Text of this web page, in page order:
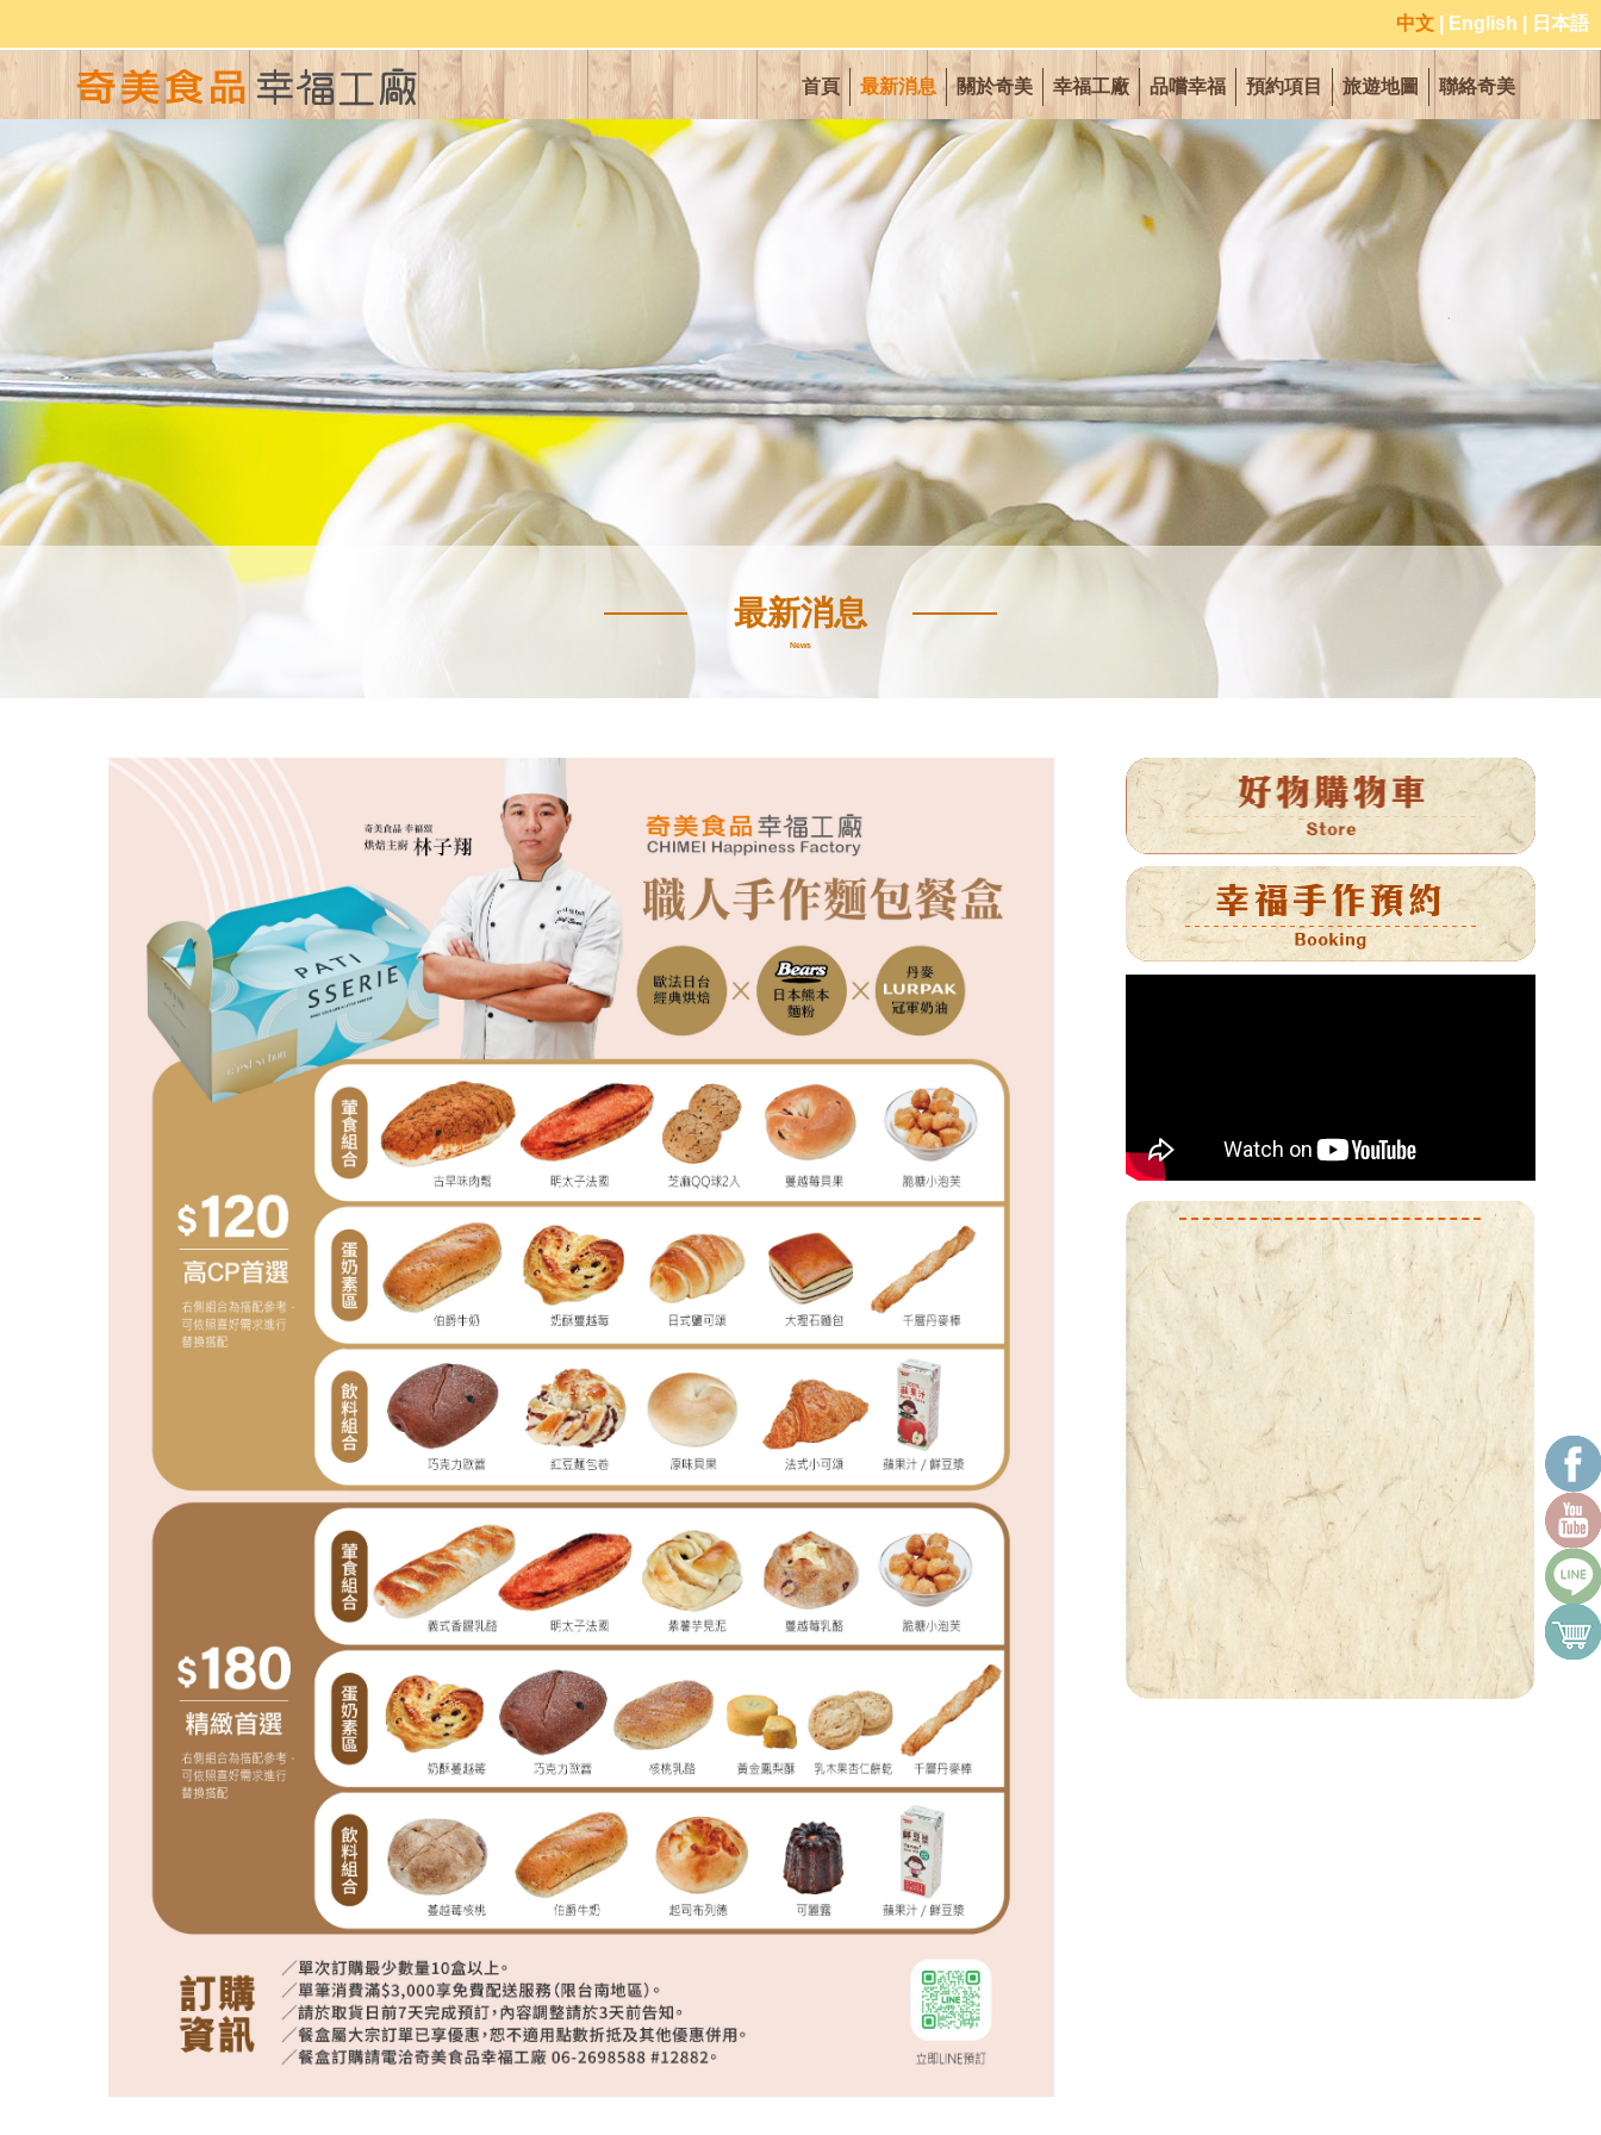
中文 English 日本語
首頁 最新消息 關於奇美 幸福工廠 品嚐幸福 預約項目 旅遊地圖 聯絡奇美
最新消息
News